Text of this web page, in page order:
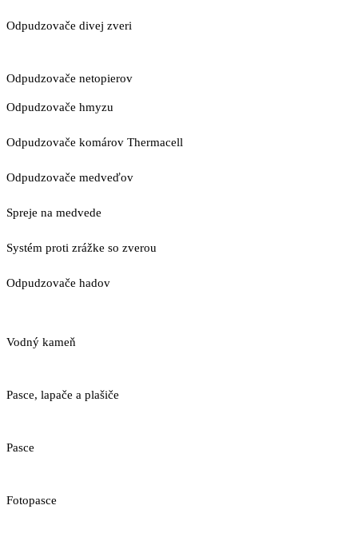
Odpudzovače divej zveri
Odpudzovače netopierov
Odpudzovače hmyzu
Odpudzovače komárov Thermacell
Odpudzovače medveďov
Spreje na medvede
Systém proti zrážke so zverou
Odpudzovače hadov
Vodný kameň
Pasce, lapače a plašiče
Pasce
Fotopasce